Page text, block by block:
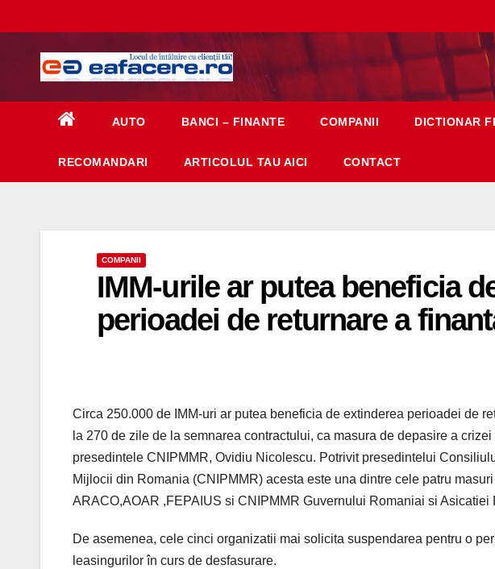
to
AUTO BANCI – FINANTE COMPANII DICTIONAR
RECOMANDARI ARTICOLUL TAU AICI CONTACT
COMPANII
IMM-urile ar putea beneficia
perioadei de returnare a
Circa 250.000 de IMM-uri ar putea beneficia de extinderea perioadei de
la 270 de zile de la semnarea contractului, ca masura de depasire a
presedintele CNIPMMR, Ovidiu Nicolescu. Potrivit presedintelui
Mijlocii din Romania (CNIPMMR) acesta este una dintre cele patru
ARACO,AOAR ,FEPAIUS si CNIPMMR Guvernului Romaniai si Asicatiei
De asemenea, cele cinci organizatii mai solicita suspendarea pentru o
leasingurilor în curs de desfasurare.